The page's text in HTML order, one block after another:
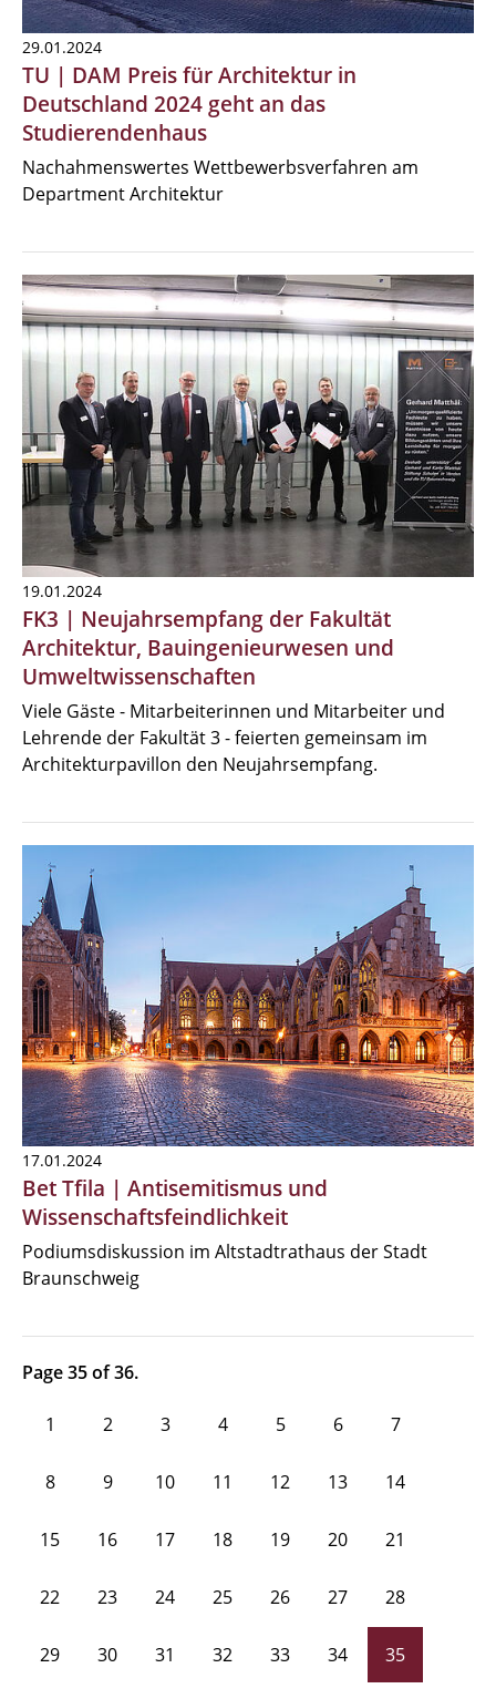
29.01.2024
TU | DAM Preis für Architektur in
Deutschland 2024 geht an das
Studierendenhaus
Nachahmenswertes Wettbewerbsverfahren am
Department Architektur
19.01.2024
FK3 | Neujahrsempfang der Fakultät
Architektur, Bauingenieurwesen und
Umweltwissenschaften
Viele Gäste - Mitarbeiterinnen und Mitarbeiter und
Lehrende der Fakultät 3 - feierten gemeinsam im
Architekturpavillon den Neujahrsempfang.
17.01.2024
Bet Tfila | Antisemitismus und
Wissenschaftsfeindlichkeit
Podiumsdiskussion im Altstadtrathaus der Stadt
Braunschweig
Page 35 of 36.
1 2 3 4 5 6 7
8 9 10 11 12 13 14
15 16 17 18 19 20 21
22 23 24 25 26 27 28
29 30 31 32 33 34 35